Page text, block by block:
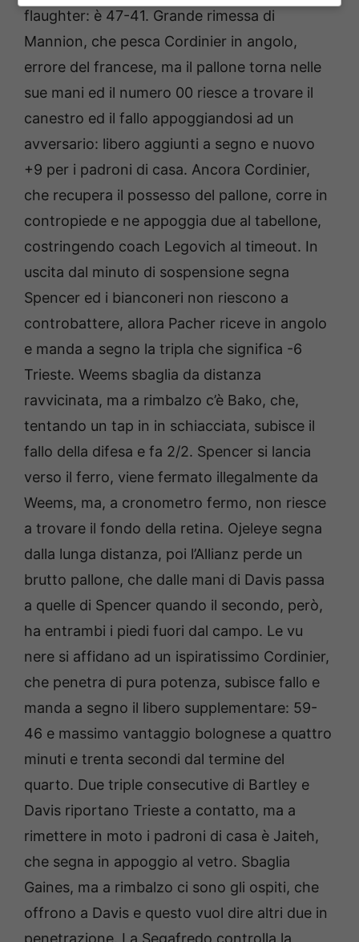
flaughter: è 47-41. Grande rimessa di
Mannion, che pesca Cordinier in angolo,
errore del francese, ma il pallone torna nelle
sue mani ed il numero 00 riesce a trovare il
canestro ed il fallo appoggiandosi ad un
avversario: libero aggiunti a segno e nuovo
+9 per i padroni di casa. Ancora Cordinier,
che recupera il possesso del pallone, corre in
contropiede e ne appoggia due al tabellone,
costringendo coach Legovich al timeout. In
uscita dal minuto di sospensione segna
Spencer ed i bianconeri non riescono a
controbattere, allora Pacher riceve in angolo
e manda a segno la tripla che significa -6
Trieste. Weems sbaglia da distanza
ravvicinata, ma a rimbalzo c’è Bako, che,
tentando un tap in in schiacciata, subisce il
fallo della difesa e fa 2/2. Spencer si lancia
verso il ferro, viene fermato illegalmente da
Weems, ma, a cronometro fermo, non riesce
a trovare il fondo della retina. Ojeleye segna
dalla lunga distanza, poi l’Allianz perde un
brutto pallone, che dalle mani di Davis passa
a quelle di Spencer quando il secondo, però,
ha entrambi i piedi fuori dal campo. Le vu
nere si affidano ad un ispiratissimo Cordinier,
che penetra di pura potenza, subisce fallo e
manda a segno il libero supplementare: 59-
46 e massimo vantaggio bolognese a quattro
minuti e trenta secondi dal termine del
quarto. Due triple consecutive di Bartley e
Davis riportano Trieste a contatto, ma a
rimettere in moto i padroni di casa è Jaiteh,
che segna in appoggio al vetro. Sbaglia
Gaines, ma a rimbalzo ci sono gli ospiti, che
offrono a Davis e questo vuol dire altri due in